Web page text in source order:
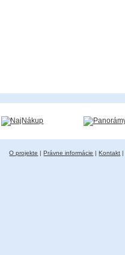
O projekte |Právne informácie |Kontakt